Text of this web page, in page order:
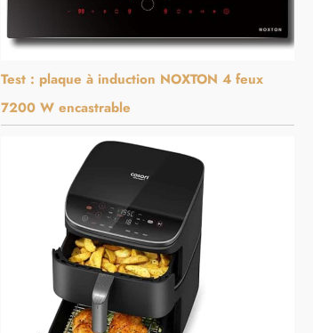
Test : plaque à induction NOXTON 4 feux
7200 W encastrable